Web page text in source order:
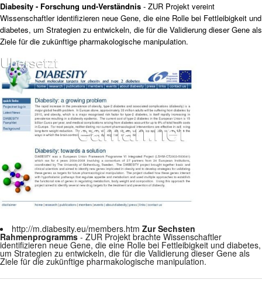
Diabesity - Forschung und-Verständnis - ZUR Projekt vereint
Wissenschaftler identifizieren neue Gene, die eine Rolle bei Fettleibigkeit und
diabetes, um Strategien zu entwickeln, die für die Validierung dieser Gene als
Ziele für die zukünftige pharmakologische manipulation.
http://m.diabesity.eu/members.htm Zur Sechsten
Rahmenprogramms - ZUR Projekt brachte Wissenschaftler
identifizieren neue Gene, die eine Rolle bei Fettleibigkeit und diabetes,
um Strategien zu entwickeln, die für die Validierung dieser Gene als
Ziele für die zukünftige pharmakologische manipulation.